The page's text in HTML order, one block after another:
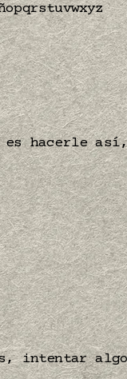
es hacerle
intentar